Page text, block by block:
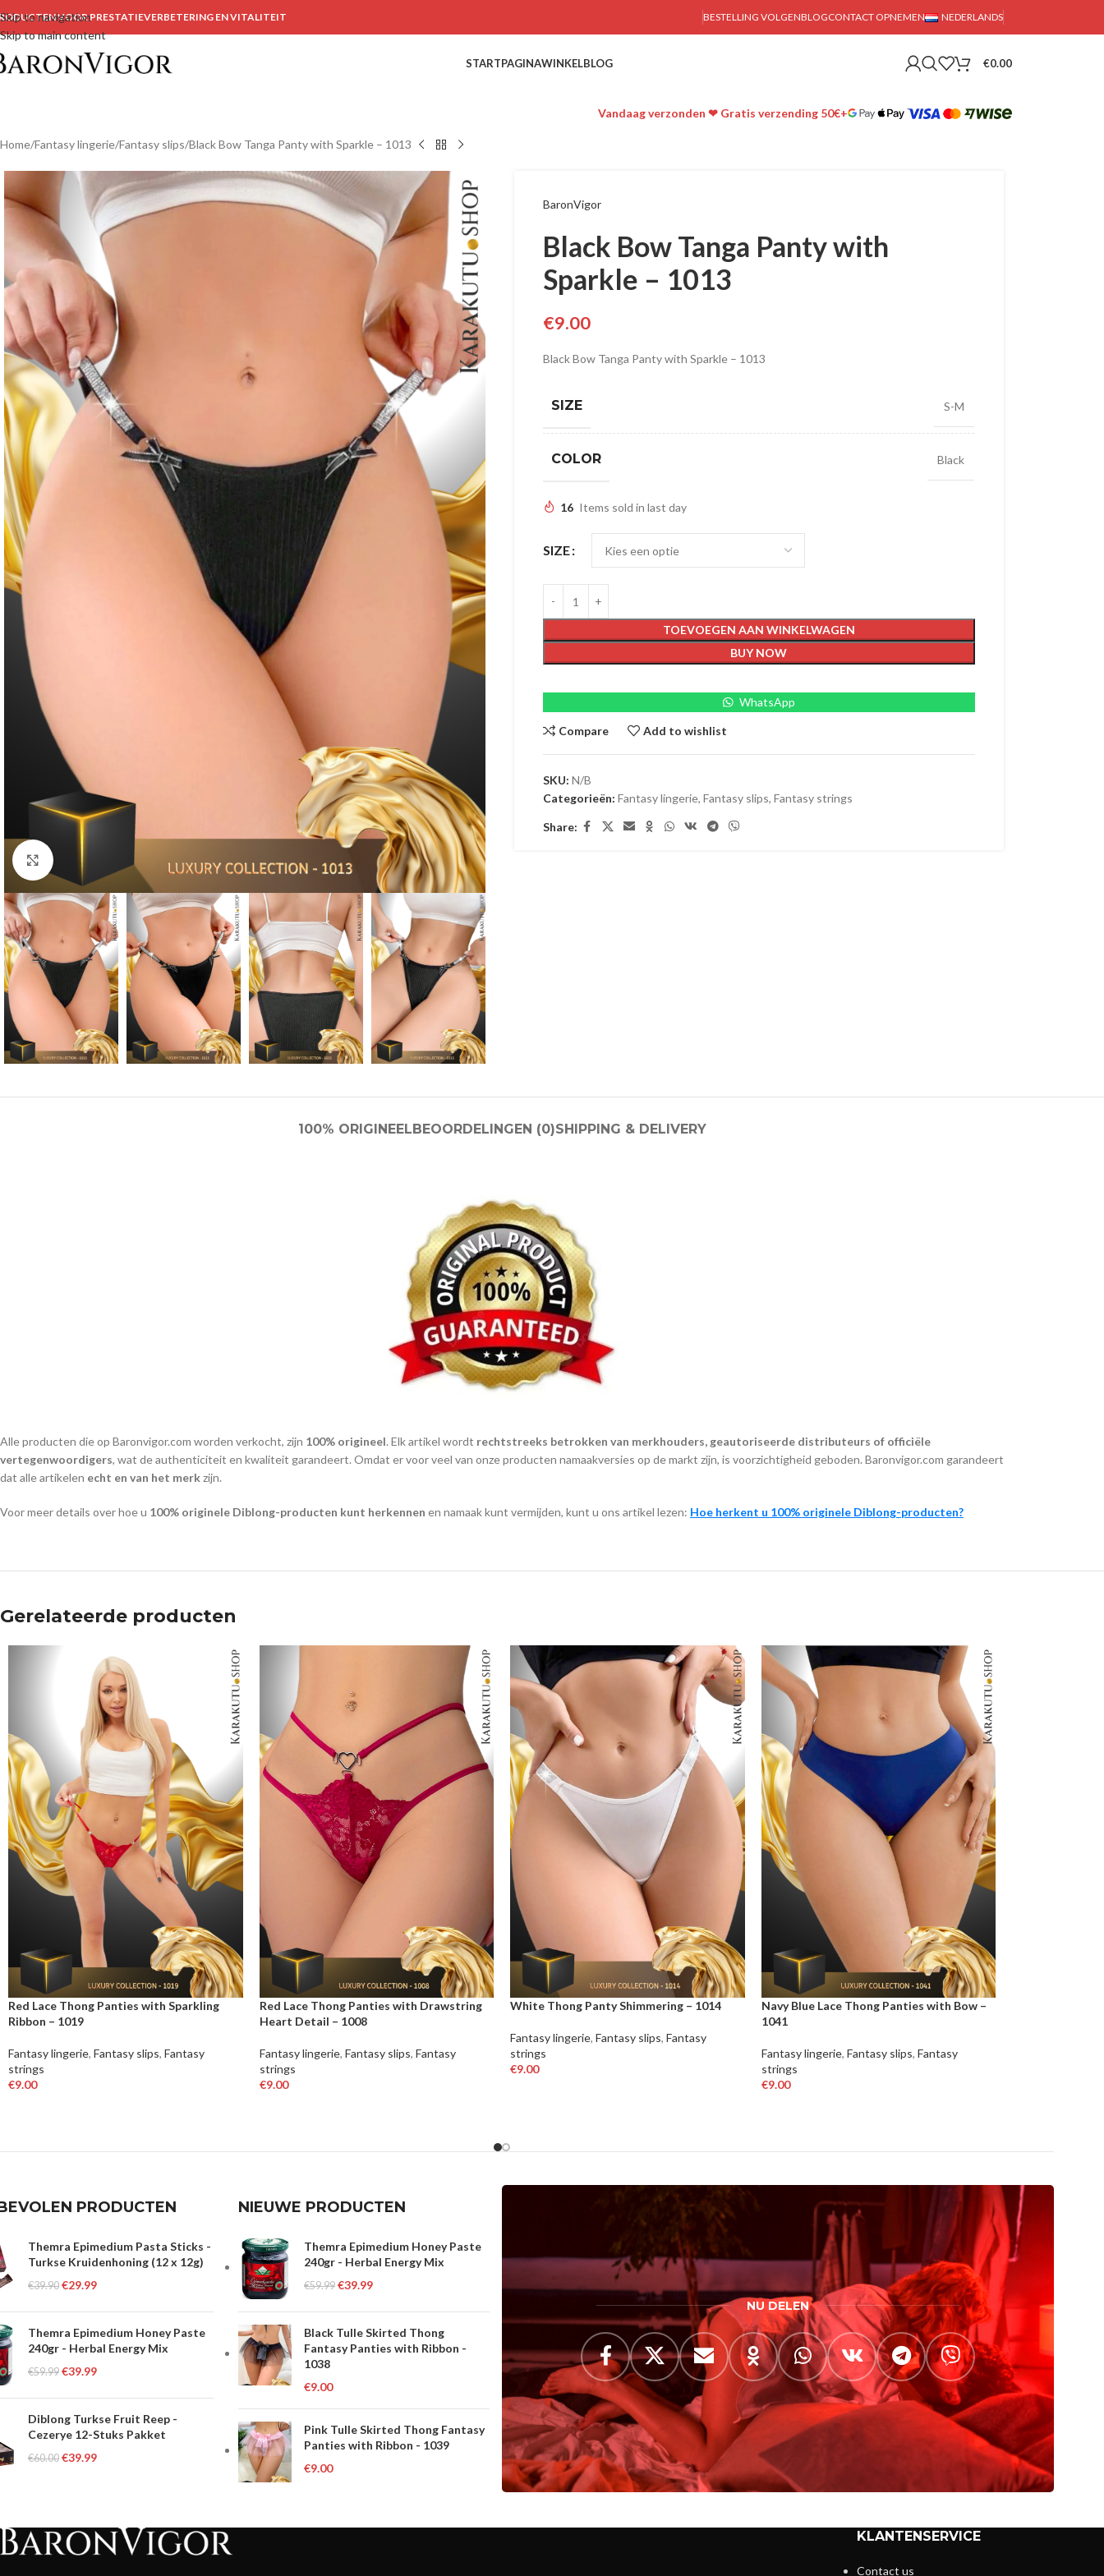
Skip to navigation
Skip to main content
VOOR PRESTATIEVERBETERING EN VITALITEIT BESTELLING VOLGENBLOGCONTACT OPNEMEN NEDERLANDS
STARTPAGINAWINKELBLOG €0.00
Vandaag verzonden ❤ Gratis verzending 50€+
Home Fantasy lingerie Fantasy slips Black Bow Tanga Panty with Sparkle – 1013
Click to enlarge
BaronVigor
Black Bow Tanga Panty with
Sparkle – 1013
€9.00
Black Bow Tanga Panty with Sparkle – 1013
SIZE S-M
COLOR Black
16 Items sold in last day
SIZE
TOEVOEGEN AAN WINKELWAGEN
BUY NOW
WhatsApp
Compare Add to wishlist
SKU: N/B
Categorieën: Fantasy lingerie, Fantasy slips, Fantasy strings
Share:
100% ORIGINEEL BEOORDELINGEN (0)SHIPPING & DELIVERY
Alle producten die op Baronvigor.com worden verkocht, zijn 100% origineel. Elk artikel wordt rechtstreeks betrokken van merkhouders, geautoriseerde distributeurs of officiële
vertegenwoordigers, wat de authenticiteit en kwaliteit garandeert. Omdat er voor veel van onze producten namaakversies op de markt zijn, is voorzichtigheid geboden. Baronvigor.com garandeert
dat alle artikelen echt en van het merkzijn.
Voor meer details over hoe u 100% originele Diblong-producten kunt herkennen en namaak kunt vermijden, kunt u ons artikel lezen: Hoe herkent u 100% originele Diblong-producten?
Gerelateerde producten
Red Lace Thong Panties with Sparkling
Ribbon – 1019
Fantasy lingerie, Fantasy slips, Fantasy
strings
€9.00
Red Lace Thong Panties with Drawstring
Heart Detail – 1008
Fantasy lingerie, Fantasy slips, Fantasy
strings
€9.00
White Thong Panty Shimmering – 1014
Fantasy lingerie, Fantasy slips, Fantasy
strings
€9.00
Navy Blue Lace Thong Panties with Bow –
1041
Fantasy lingerie, Fantasy slips, Fantasy
strings
€9.00
PRODUCTEN
Themra Epimedium Pasta Sticks -
Turkse Kruidenhoning (12 x 12g)
€39.90 €29.99
Themra Epimedium Honey Paste
240gr - Herbal Energy Mix
€59.99 €39.99
Diblong Turkse Fruit Reep -
Cezerye 12-Stuks Pakket
€60.00 €39.99
NIEUWE PRODUCTEN
Themra Epimedium Honey Paste
240gr - Herbal Energy Mix
€59.99 €39.99
Black Tulle Skirted Thong
Fantasy Panties with Ribbon -
1038
€9.00
Pink Tulle Skirted Thong Fantasy
Panties with Ribbon - 1039
€9.00
NU DELEN
KLANTENSERVICE
Contact us